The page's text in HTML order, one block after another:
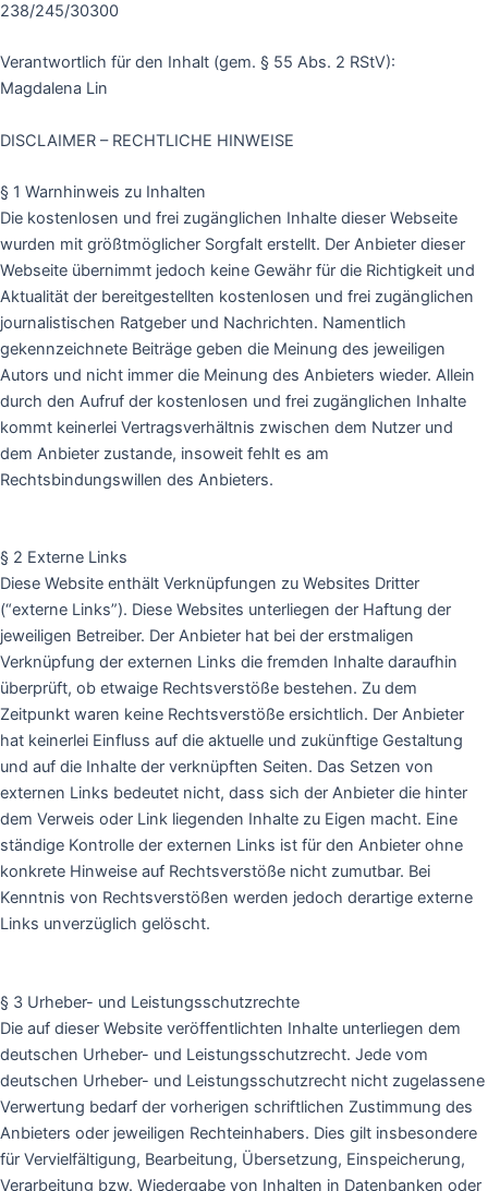
238/245/30300
Verantwortlich für den Inhalt (gem. § 55 Abs. 2 RStV):
Magdalena Lin
DISCLAIMER – RECHTLICHE HINWEISE
§ 1 Warnhinweis zu Inhalten
Die kostenlosen und frei zugänglichen Inhalte dieser Webseite
wurden mit größtmöglicher Sorgfalt erstellt. Der Anbieter dieser
Webseite übernimmt jedoch keine Gewähr für die Richtigkeit und
Aktualität der bereitgestellten kostenlosen und frei zugänglichen
journalistischen Ratgeber und Nachrichten. Namentlich
gekennzeichnete Beiträge geben die Meinung des jeweiligen
Autors und nicht immer die Meinung des Anbieters wieder. Allein
durch den Aufruf der kostenlosen und frei zugänglichen Inhalte
kommt keinerlei Vertragsverhältnis zwischen dem Nutzer und
dem Anbieter zustande, insoweit fehlt es am
Rechtsbindungswillen des Anbieters.
§ 2 Externe Links
Diese Website enthält Verknüpfungen zu Websites Dritter
(“externe Links”). Diese Websites unterliegen der Haftung der
jeweiligen Betreiber. Der Anbieter hat bei der erstmaligen
Verknüpfung der externen Links die fremden Inhalte daraufhin
überprüft, ob etwaige Rechtsverstöße bestehen. Zu dem
Zeitpunkt waren keine Rechtsverstöße ersichtlich. Der Anbieter
hat keinerlei Einfluss auf die aktuelle und zukünftige Gestaltung
und auf die Inhalte der verknüpften Seiten. Das Setzen von
externen Links bedeutet nicht, dass sich der Anbieter die hinter
dem Verweis oder Link liegenden Inhalte zu Eigen macht. Eine
ständige Kontrolle der externen Links ist für den Anbieter ohne
konkrete Hinweise auf Rechtsverstöße nicht zumutbar. Bei
Kenntnis von Rechtsverstößen werden jedoch derartige externe
Links unverzüglich gelöscht.
§ 3 Urheber- und Leistungsschutzrechte
Die auf dieser Website veröffentlichten Inhalte unterliegen dem
deutschen Urheber- und Leistungsschutzrecht. Jede vom
deutschen Urheber- und Leistungsschutzrecht nicht zugelassene
Verwertung bedarf der vorherigen schriftlichen Zustimmung des
Anbieters oder jeweiligen Rechteinhabers. Dies gilt insbesondere
für Vervielfältigung, Bearbeitung, Übersetzung, Einspeicherung,
Verarbeitung bzw. Wiedergabe von Inhalten in Datenbanken oder